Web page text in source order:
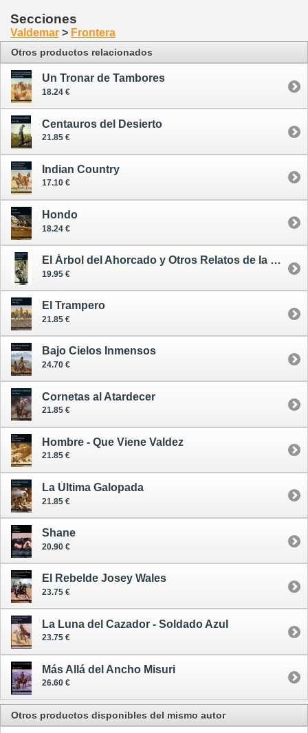
Secciones
Valdemar > Frontera
Otros productos relacionados
Un Tronar de Tambores
18.24 €
Centauros del Desierto
21.85 €
Indian Country
17.10 €
Hondo
18.24 €
El Árbol del Ahorcado y Otros Relatos de la Frontera
19.95 €
El Trampero
21.85 €
Bajo Cielos Inmensos
24.70 €
Cornetas al Atardecer
21.85 €
Hombre - Que Viene Valdez
21.85 €
La Última Galopada
21.85 €
Shane
20.90 €
El Rebelde Josey Wales
23.75 €
La Luna del Cazador - Soldado Azul
23.75 €
Más Allá del Ancho Misuri
26.60 €
Otros productos disponibles del mismo autor